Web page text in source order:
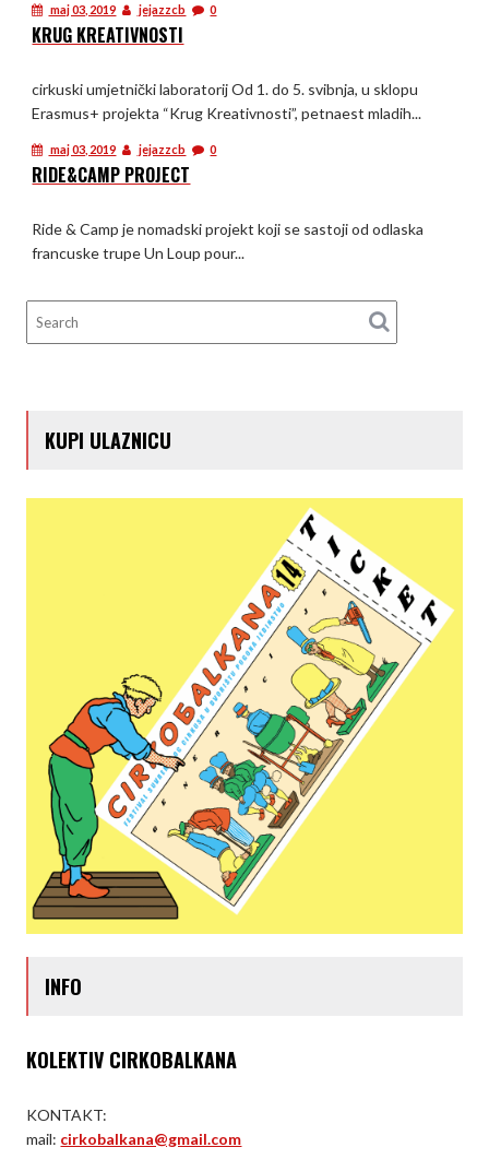
maj 03, 2019 jejazzcb 0
KRUG KREATIVNOSTI
cirkuski umjetnički laboratorij Od 1. do 5. svibnja, u sklopu
Erasmus+ projekta “Krug Kreativnosti”, petnaest mladih...
maj 03, 2019 jejazzcb 0
RIDE&CAMP PROJECT
Ride & Camp je nomadski projekt koji se sastoji od odlaska
francuske trupe Un Loup pour...
KUPI ULAZNICU
INFO
KOLEKTIV CIRKOBALKANA
KONTAKT:
mail: cirkobalkana@gmail.com